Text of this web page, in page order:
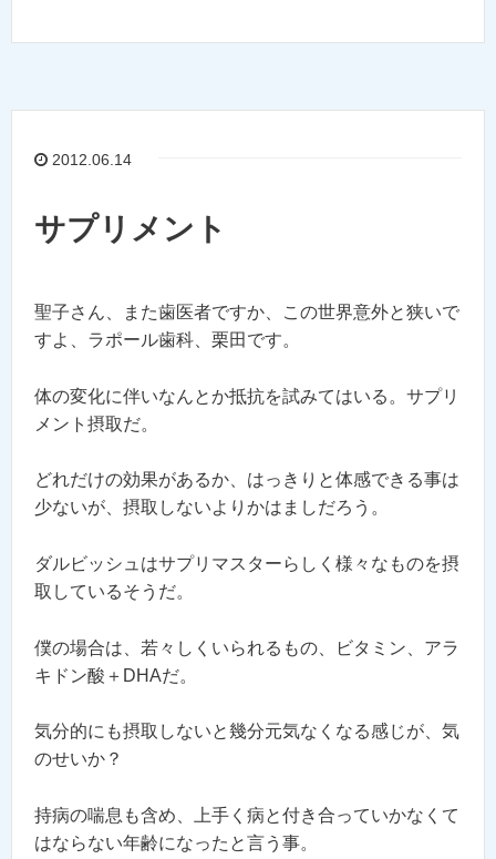
2012.06.14
サプリメント
聖子さん、また歯医者ですか、この世界意外と狭いで
すよ、ラポール歯科、栗田です。
体の変化に伴いなんとか抵抗を試みてはいる。サプリ
メント摂取だ。
どれだけの効果があるか、はっきりと体感できる事は
少ないが、摂取しないよりかはましだろう。
ダルビッシュはサプリマスターらしく様々なものを摂
取しているそうだ。
僕の場合は、若々しくいられるもの、ビタミン、アラ
キドン酸＋DHAだ。
気分的にも摂取しないと幾分元気なくなる感じが、気
のせいか？
持病の喘息も含め、上手く病と付き合っていかなくて
はならない年齢になったと言う事。